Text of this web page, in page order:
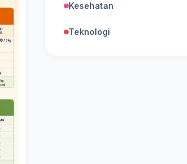
Kesehatan
Teknologi